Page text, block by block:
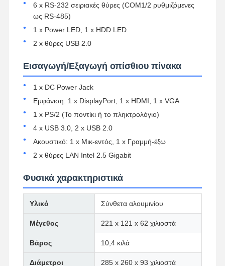
Αρχική
Σελίδα
Προϊόντα
Σχετικά Με
Γύρος
Ποιοτικός
Έλεγχος
Επαφή
Συνομιλία
Φάιργουολ Μίνι PC
Βιομηχανικό μίνι PC
Υπολογιστής Rack 1U
POE Mini PC
Celeron Μίνι PC
Core Mini PC
Μίνι PC Γραφείου
6 x RS-232 σειριακές θύρες (COM1/2 ρυθμιζόμενες
ως RS-485)
1 x Power LED, 1 x HDD LED
2 x θύρες USB 2.0
Εισαγωγή/Εξαγωγή οπίσθιου πίνακα
1 x DC Power Jack
Εμφάνιση: 1 x DisplayPort, 1 x HDMI, 1 x VGA
1 x PS/2 (Το ποντίκι ή το πληκτρολόγιο)
4 x USB 3.0, 2 x USB 2.0
Ακουστικό: 1 x Μικ-εντός, 1 x Γραμμή-έξω
2 x θύρες LAN Intel 2.5 Gigabit
Φυσικά χαρακτηριστικά
Υλικό Σύνθετα αλουμινίου
Μέγεθος 221 x 121 x 62 χιλιοστά
Βάρος 10,4 κιλά
Διάμετροι 285 x 260 x 93 χιλιοστά